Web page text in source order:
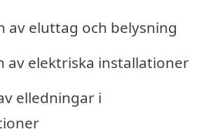
av eluttag och belysning
av elektriska installationer
elledningar i